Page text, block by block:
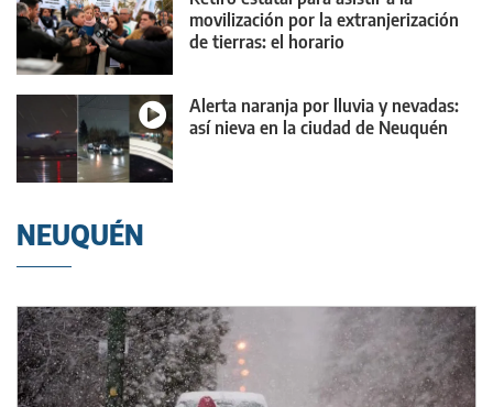
movilización por la extranjerización
de tierras: el horario
Alerta naranja por lluvia y nevadas:
así nieva en la ciudad de Neuquén
NEUQUÉN